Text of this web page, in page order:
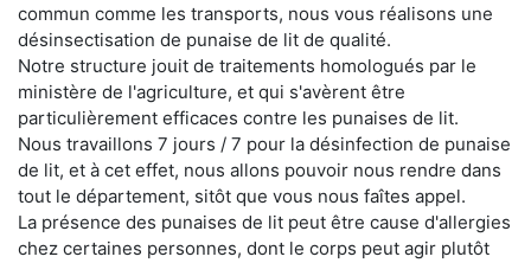
commun comme les transports, nous vous réalisons une
désinsectisation de punaise de lit de qualité.
Notre structure jouit de traitements homologués par le
ministère de l'agriculture, et qui s'avèrent être
particulièrement efficaces contre les punaises de lit.
Nous travaillons 7 jours / 7 pour la désinfection de punaise
de lit, et à cet effet, nous allons pouvoir nous rendre dans
tout le département, sitôt que vous nous faîtes appel.
La présence des punaises de lit peut être cause d'allergies
chez certaines personnes, dont le corps peut agir plutôt